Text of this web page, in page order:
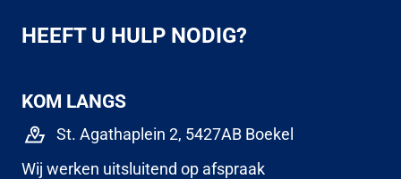
HEEFT U HULP NODIG?
KOM LANGS
St. Agathaplein 2, 5427AB Boekel
Wij werken uitsluitend op afspraak